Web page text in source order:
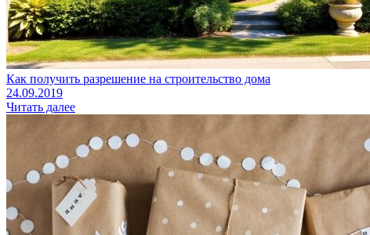
Как получить разрешение на строительство дома
24.09.2019
Читать далее